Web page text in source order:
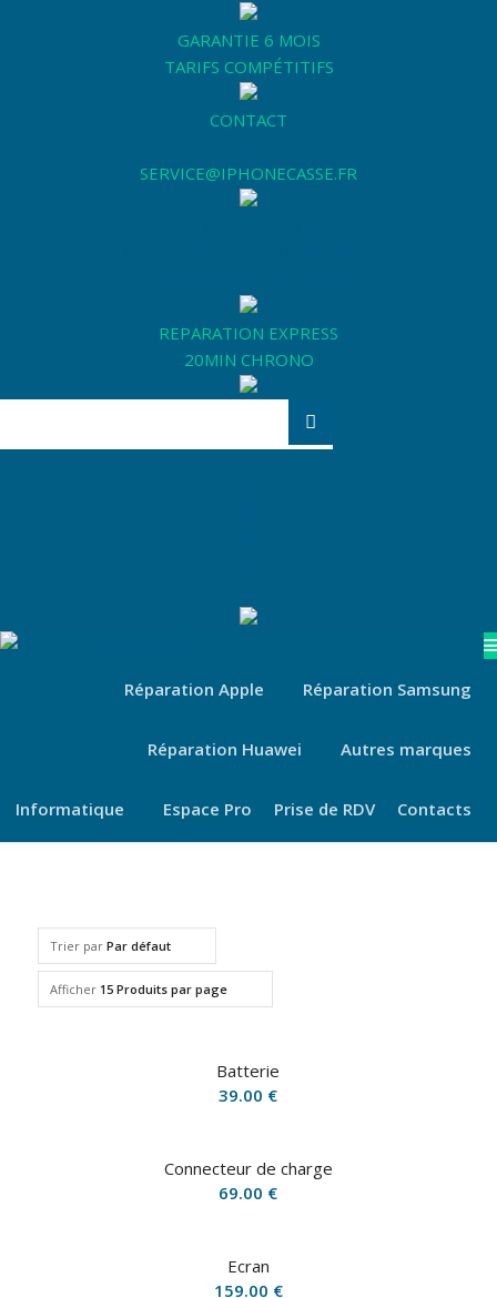
GARANTIE 6 MOIS
TARIFS COMPÉTITIFS
CONTACT
SERVICE@IPHONECASSE.FR
REPARATION EXPRESS
20MIN CHRONO
Réparation Apple Réparation Samsung
Réparation Huawei Autres marques
Informatique Espace Pro Prise de RDV Contacts
Trier par Par défaut
Afficher 15 Produits par page
Batterie
39.00 €
Connecteur de charge
69.00 €
Ecran
159.00 €